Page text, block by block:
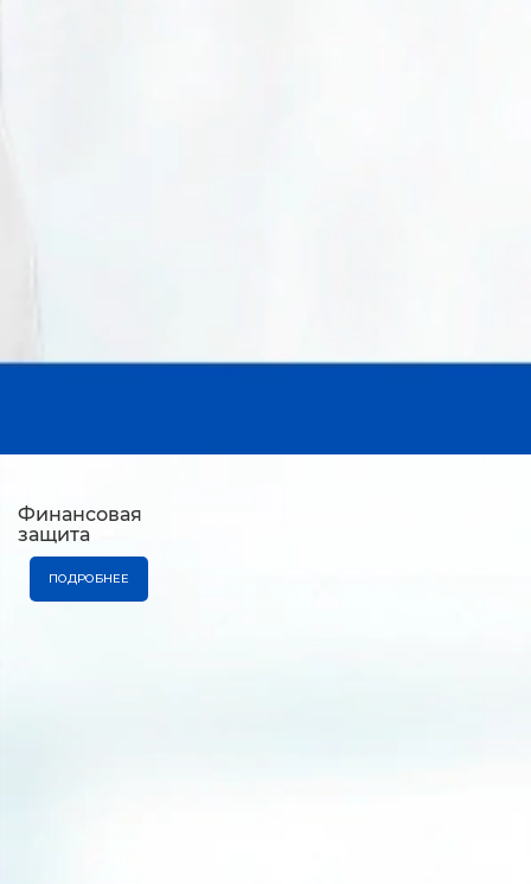
Финансовая
защита
ПОДРОБНЕЕ